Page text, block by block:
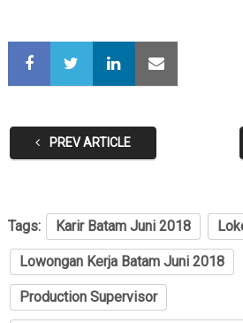
PREV ARTICLE
Tags: Karir Batam Juni 2018
Lowongan Kerja Batam Juni 2018
Production Supervisor